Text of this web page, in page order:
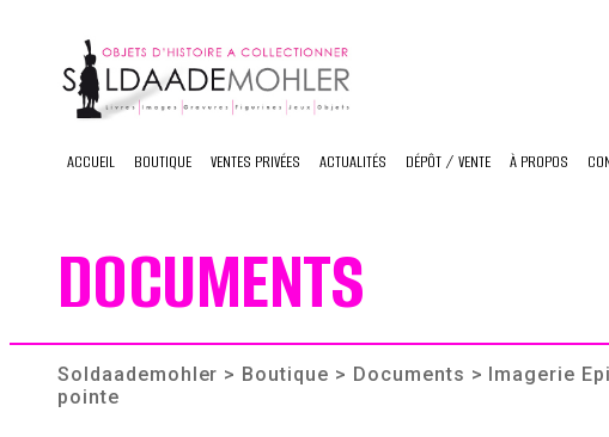
content
ACCUEIL BOUTIQUE VENTES PRIVÉES ACTUALITÉS DÉPÔT / VENTE À PROPOS
DOCUMENTS
Soldaademohler > Boutique > Documents > Imagerie
pointe